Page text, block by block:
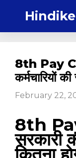
8th Pay
कर्मचारियों
February 22,
8th
सरकारी